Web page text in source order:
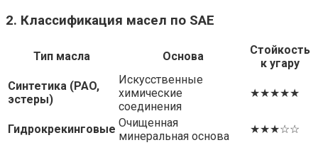
2. Классификация масел по SAE
Тип масла Основа
Стойкость
к угару
Синтетика (PAO,
эстеры)
Искусственные
химические
соединения
★★★★★
Гидрокрекинговые Очищенная
минеральная основа
★★★☆☆